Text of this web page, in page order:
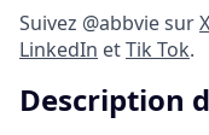
Suivez @abbvie surX
LinkedIn etTik Tok.
Description